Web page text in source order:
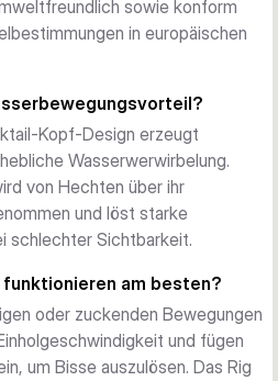
sowie konform
in europäischen
Kopf-Design erzeugt
Wasserwerwirbelung.
von Hechten über ihr
und löst starke
schlechter Sichtbarkeit.
am besten?
oder zuckenden Bewegungen
und fügen
um Bisse auszulösen. Das Rig